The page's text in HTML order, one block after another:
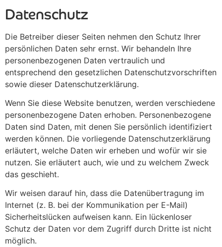
Datenschutz
Die Betreiber dieser Seiten nehmen den Schutz Ihrer
persönlichen Daten sehr ernst. Wir behandeln Ihre
personenbezogenen Daten vertraulich und
entsprechend den gesetzlichen Datenschutzvorschriften
sowie dieser Datenschutzerklärung.
Wenn Sie diese Website benutzen, werden verschiedene
personenbezogene Daten erhoben. Personenbezogene
Daten sind Daten, mit denen Sie persönlich identifiziert
werden können. Die vorliegende Datenschutzerklärung
erläutert, welche Daten wir erheben und wofür wir sie
nutzen. Sie erläutert auch, wie und zu welchem Zweck
das geschieht.
Wir weisen darauf hin, dass die Datenübertragung im
Internet (z. B. bei der Kommunikation per E-Mail)
Sicherheitslücken aufweisen kann. Ein lückenloser
Schutz der Daten vor dem Zugriff durch Dritte ist nicht
möglich.